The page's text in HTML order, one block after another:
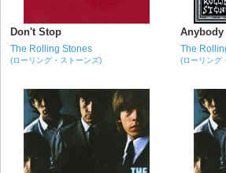
Don't Stop
The Rolling Stones
(ローリング・ストーンズ)
Anybody
The
(ローリング